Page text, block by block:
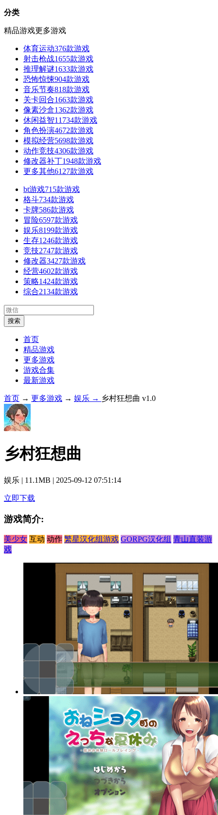
分类
精品游戏更多游戏
体育运动376款游戏
射击枪战1655款游戏
推理解谜1633款游戏
恐怖惊悚904款游戏
音乐节奏818款游戏
关卡回合1663款游戏
像素沙盒1362款游戏
休闲益智11734款游戏
角色扮演4672款游戏
模拟经营5698款游戏
动作竞技4306款游戏
修改器补丁1948款游戏
更多其他6127款游戏
bt游戏715款游戏
格斗734款游戏
卡牌586款游戏
冒险6597款游戏
娱乐8199款游戏
生存1246款游戏
竞技2747款游戏
修改器3427款游戏
经营4602款游戏
策略1424款游戏
综合2134款游戏
首页
精品游戏
更多游戏
游戏合集
最新游戏
首页 → 更多游戏 → 娱乐 → 乡村狂想曲 v1.0
乡村狂想曲
娱乐 | 11.1MB | 2025-09-12 07:51:14
立即下载
游戏简介:
美少女 互动 动作 繁星汉化组游戏 GORPG汉化组 青山直装游
戏